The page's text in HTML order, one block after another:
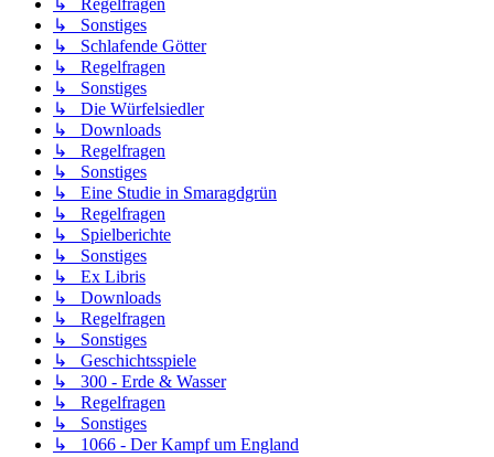
↳ Regelfragen
↳ Sonstiges
↳ Schlafende Götter
↳ Regelfragen
↳ Sonstiges
↳ Die Würfelsiedler
↳ Downloads
↳ Regelfragen
↳ Sonstiges
↳ Eine Studie in Smaragdgrün
↳ Regelfragen
↳ Spielberichte
↳ Sonstiges
↳ Ex Libris
↳ Downloads
↳ Regelfragen
↳ Sonstiges
↳ Geschichtsspiele
↳ 300 - Erde & Wasser
↳ Regelfragen
↳ Sonstiges
↳ 1066 - Der Kampf um England